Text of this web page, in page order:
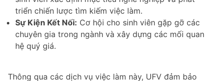
triển chiến lược tìm kiếm việc làm.
Sự Kiện Kết Nối: Cơ hội cho sinh viên gặp gỡ các
chuyên gia trong ngành và xây dựng các mối quan
hệ quý giá.
Thông qua các dịch vụ việc làm này, UFV đảm bảo